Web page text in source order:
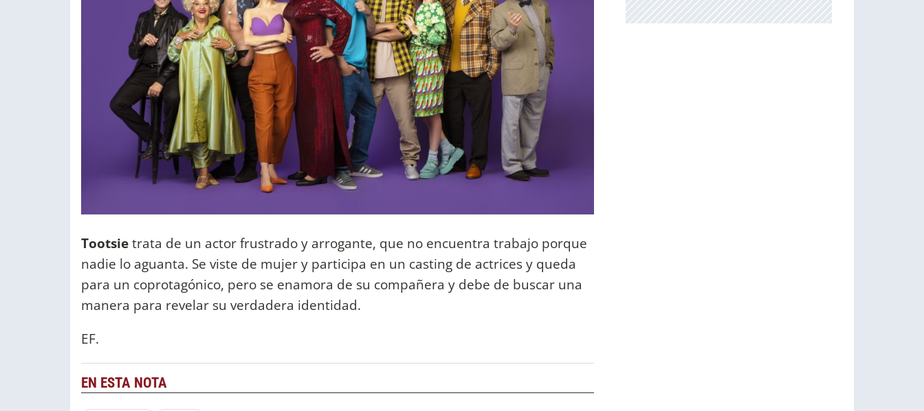
Tootsietrata de un actor frustrado y arrogante, que no encuentra trabajo porque
nadie lo aguanta. Se viste de mujer y participa en un casting de actrices y queda
para un coprotagónico, pero se enamora de su compañera y debe de buscar una
manera para revelar su verdadera identidad.
EF.
EN ESTA NOTA